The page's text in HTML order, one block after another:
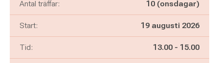
Antal träffar: 10 (onsdagar)
Start: 19 augusti 2026
Tid: Pågår mellan
13.00 - och
15.00